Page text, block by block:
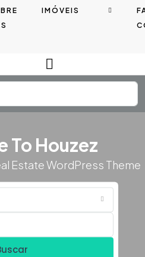
IMÓVEIS
To Houzez
Estate WordPress Theme